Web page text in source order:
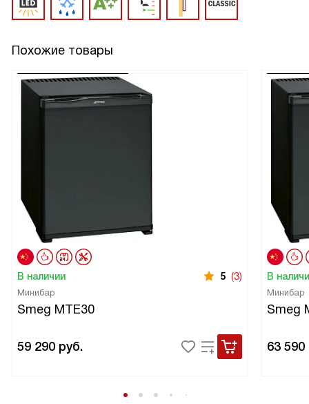
Похожие товары
В наличии 5 (3)
Минибар
Smeg MTE30
59 290 руб.
В
Минибар
Smeg
63 590